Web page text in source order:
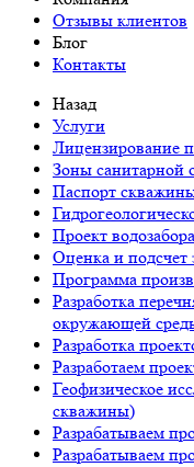
Отзывы клиентов
Блог
Контакты
Назад
Услуги
Лицензирование
Зоны санитарной
Паспорт
Проект водозабора
Оценка и подсчет
Программа
Разработка
окружающей
Разработка
Разработаем
Геофизическое
скважины)
Разрабатываем
Разрабатываем